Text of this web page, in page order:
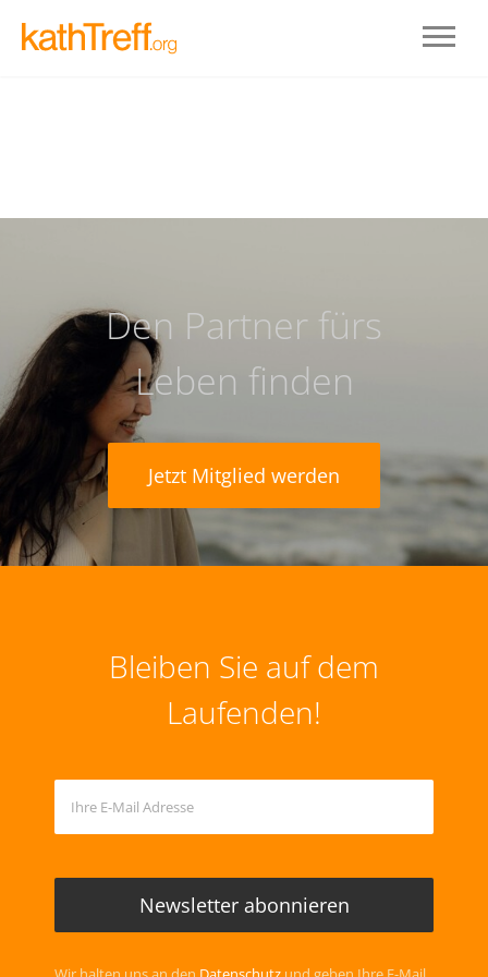
Einloggen
Den Partner fürs
Leben finden
Jetzt Mitglied werden
Bleiben Sie auf dem
Laufenden!